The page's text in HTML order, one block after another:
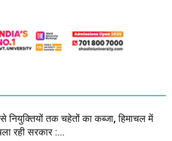
नियुक्तियों तक चहेतों का कब्जा, हिमाचल में
रही सरकार :...